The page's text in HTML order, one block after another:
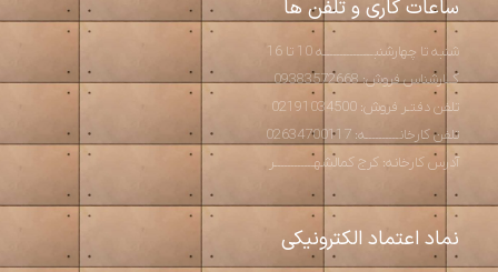
ساعات کاری و تلفن ها
شنبه تا چهارشنبـــــــــــــــه 10 تا 16
کــارشناس فروش: 09383572668
تلفن دفتـر فروش: 02191034500
تلفن کارخانــــــــــه: 02634700117
آدرس کارخانه: کرج کمالشهــــــــــــر
نماد اعتماد الکترونیکی